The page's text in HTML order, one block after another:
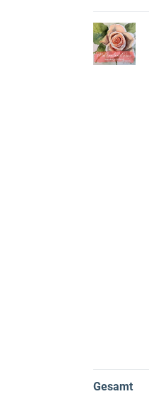
Gesamt